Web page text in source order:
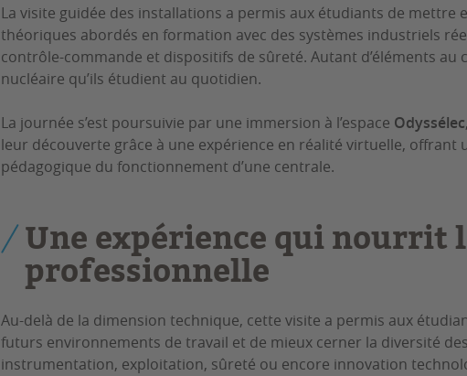
La visite guidée des installations a permis aux étudiants de mettre
théoriques abordés en formation avec des systèmes industriels
contrôle-commande et dispositifs de sûreté. Autant d’éléments
nucléaire qu’ils étudient au quotidien.
La journée s’est poursuivie par une immersion à l’espace Odyssélec
leur découverte grâce à une expérience en réalité virtuelle, offrant
pédagogique du fonctionnement d’une centrale.
Une expérience qui nourrit
professionnelle
Au-delà de la dimension technique, cette visite a permis aux
futurs environnements de travail et de mieux cerner la diversité
instrumentation, exploitation, sûreté ou encore innovation